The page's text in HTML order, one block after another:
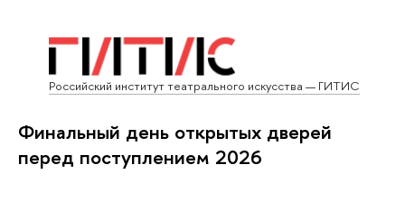
Российский институт театрального искусства — ГИТИС
Финальный день открытых дверей
перед поступлением 2026